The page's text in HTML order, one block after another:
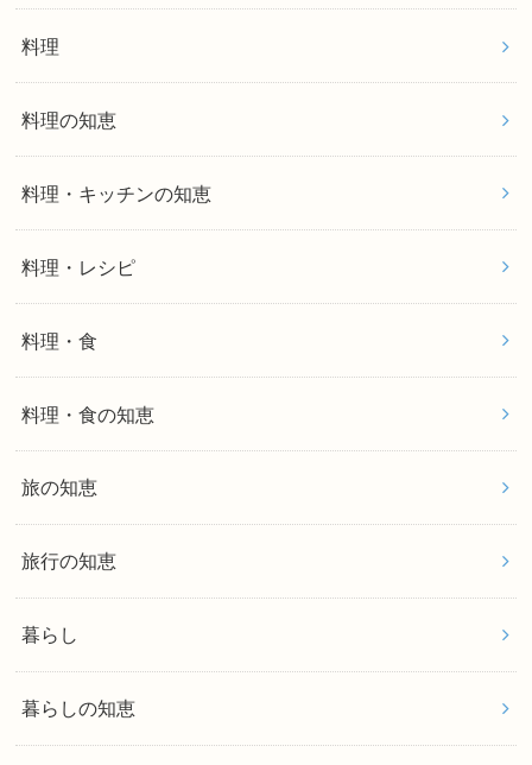
料理
料理の知恵
料理・キッチンの知恵
料理・レシピ
料理・食
料理・食の知恵
旅の知恵
旅行の知恵
暮らし
暮らしの知恵